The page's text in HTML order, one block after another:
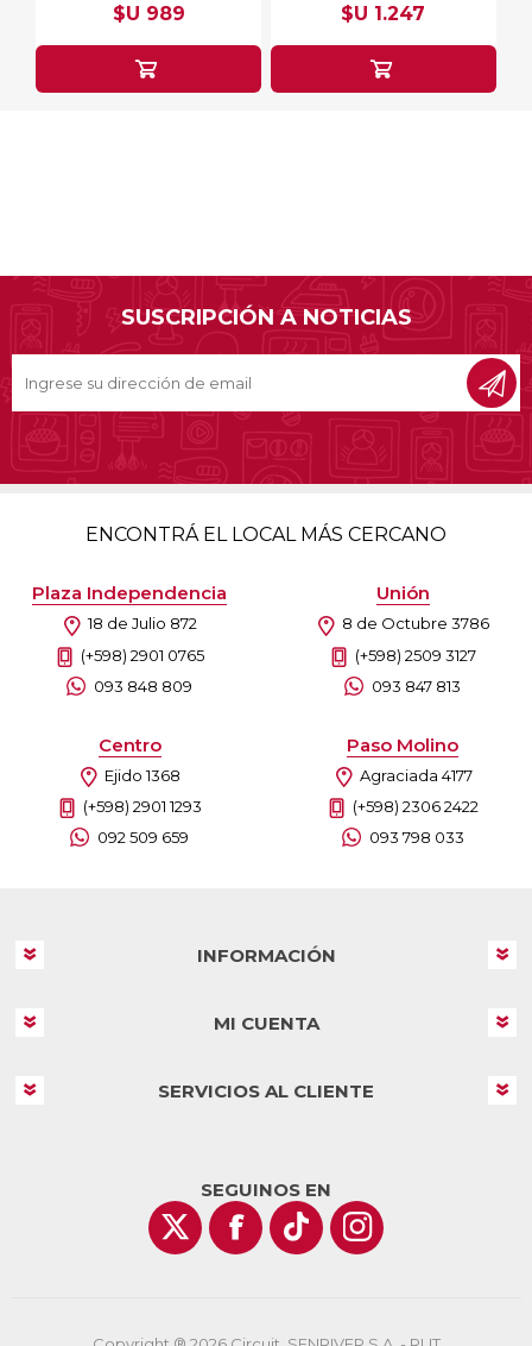
$U 989 $U 1.247
SUSCRIPCIÓN A NOTICIAS
ENCONTRÁ EL LOCAL MÁS CERCANO
Plaza Independencia
18 de Julio 872
(+598) 2901 0765
093 848 809
Unión
8 de Octubre 3786
(+598) 2509 3127
093 847 813
Centro
Ejido 1368
(+598) 2901 1293
092 509 659
Paso Molino
Agraciada 4177
(+598) 2306 2422
093 798 033
INFORMACIÓN
MI CUENTA
SERVICIOS AL CLIENTE
SEGUINOS EN